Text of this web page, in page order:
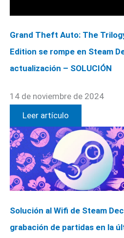
Grand Theft Auto: The
Edition se rompe en Steam
actualización – SOLUCIÓN
14 de noviembre de 2024
Leer artículo
Solución al Wifi de Steam
grabación de partidas en la